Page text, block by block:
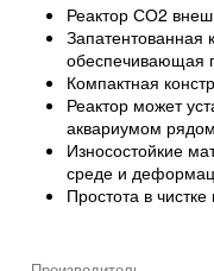
Реактор СО2
Запатентованная
обеспечивающая
Компактная
Реактор может
аквариумом
Износостойкие
среде и
Простота в